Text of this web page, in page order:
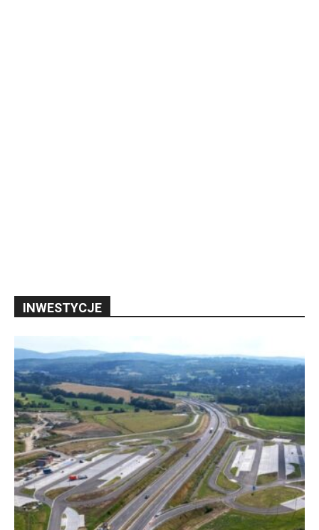
INWESTYCJE